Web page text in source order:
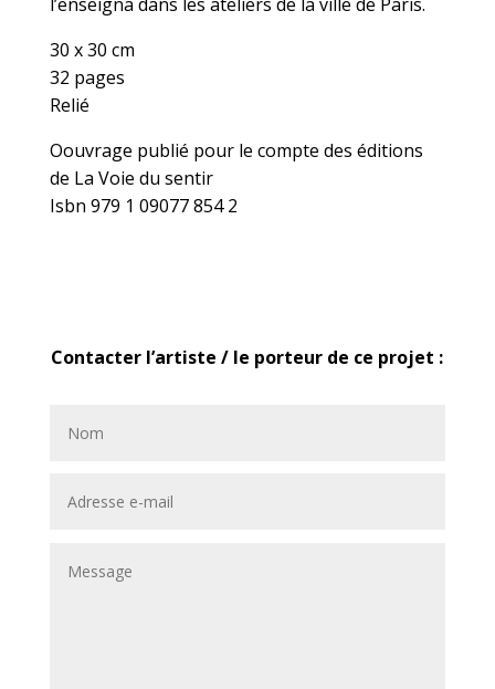
30 x 30 cm
32 pages
Relié
Oouvrage publié pour le compte des éditions
de La Voie du sentir
Isbn 979 1 09077 854 2
Contacter l’artiste / le porteur de ce projet :